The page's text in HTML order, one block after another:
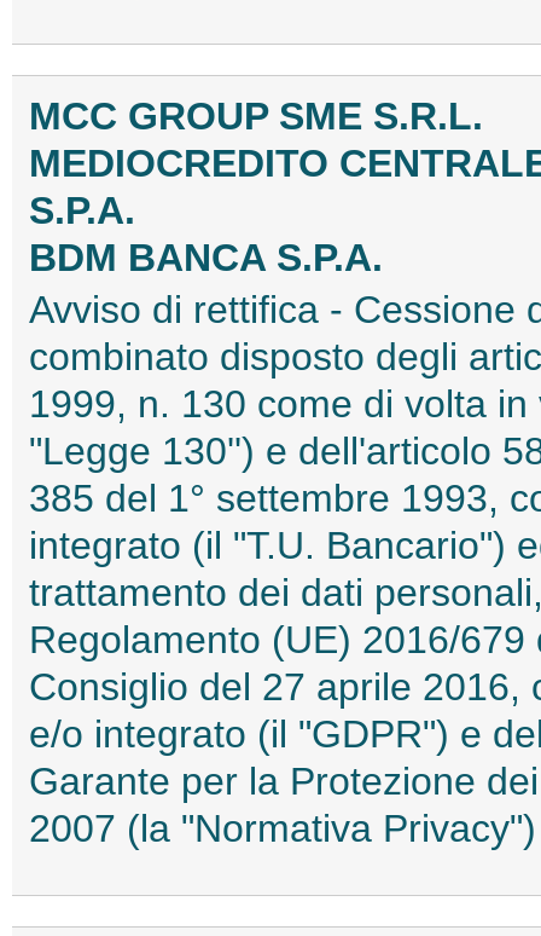
MCC GROUP SME S.R.L.
MEDIOCREDITO
S.P.A.
BDM BANCA S.P.A.
Avviso di rettifica - Cessione
combinato disposto degli
1999, n. 130 come di volta
"Legge 130'') e dell'articolo
385 del 1° settembre 1993,
integrato (il "T.U. Bancario")
trattamento dei dati
Regolamento (UE) 2016/
Consiglio del 27 aprile 2016,
e/o integrato (il "GDPR") e
Garante per la Protezione
2007 (la "Normativa